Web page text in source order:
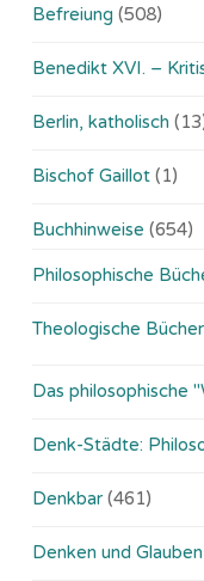
Befreiung (508)
Benedikt XVI. –
Berlin, katholisch
Bischof Gaillot (1)
Buchhinweise (654)
Philosophische
Theologische Bücher
Das philosophische
Denk-Städte:
Denkbar (461)
Denken und Glauben